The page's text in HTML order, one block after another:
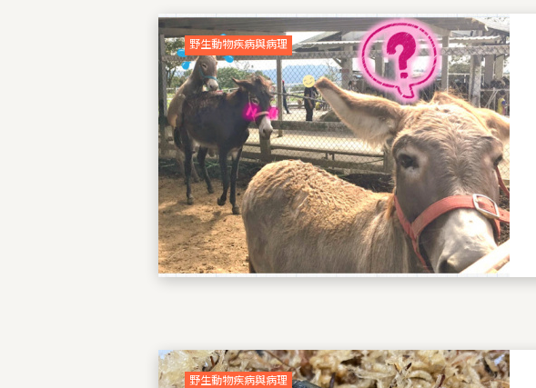
野生動物疾病與病理
野生動物疾病與病理